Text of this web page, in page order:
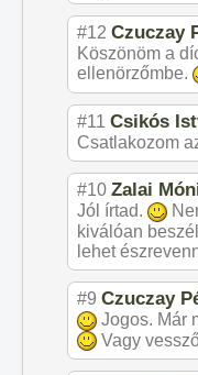
#12 Czuczay
Köszönöm a
ellenörzőmbe.
#11 Csikós
Csatlakozom
#10 Zalai
Jól írtad.
kiválóan
lehet
#9 Czuczay
Jogos. Már
Vagy